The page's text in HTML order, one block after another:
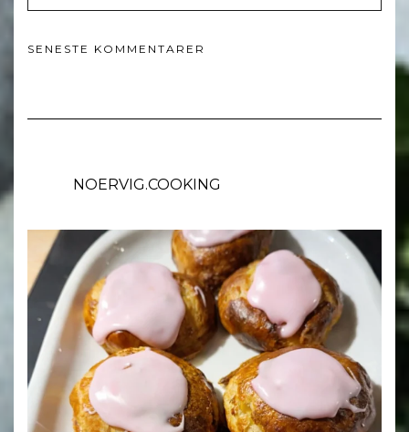
SENESTE KOMMENTARER
NOERVIG.COOKING